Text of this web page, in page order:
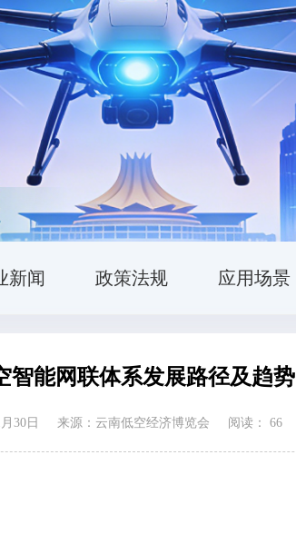
新闻 政策法规 应用场景
智能网联体系发展路径及趋势
30日 来源：云南低空经济博览会 阅读： 66